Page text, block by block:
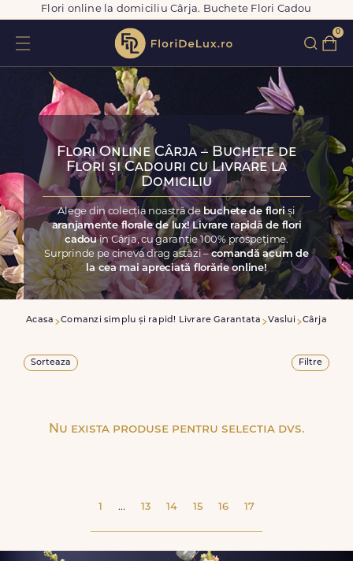
Flori online la domiciliu Cârja. Buchete Flori Cadou
0
Flori Online Cârja – Buchete de
Flori și Cadouri cu Livrare la
Domiciliu
Alege din colecția noastră de buchete de floriși
aranjamente florale de lux! Livrare rapidă de flori
cadouîn Cârja, cu garanție 100% prospețime.
Surprinde pe cineva drag astăzi –comandă acum de
la cea mai apreciată florărie online!
Acasa Comanzi simplu și rapid! Livrare Garantata Vaslui Cârja
Sorteaza Filtre
Nu exista produse pentru selectia dvs.
1 ... 13 14 15 16 17